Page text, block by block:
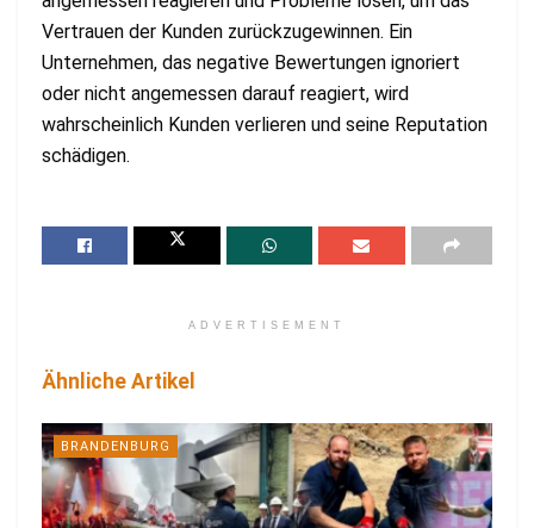
Vertrauen der Kunden zurückzugewinnen. Ein
Unternehmen, das negative Bewertungen ignoriert
oder nicht angemessen darauf reagiert, wird
wahrscheinlich Kunden verlieren und seine Reputation
schädigen.
ADVERTISEMENT
Ähnliche Artikel
BRANDENBURG